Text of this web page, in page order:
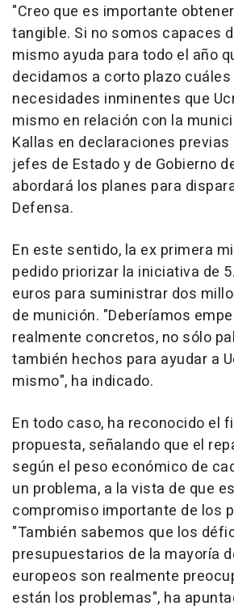
"Creo que es importante
tangible. Si no somos capaces
mismo ayuda para todo el año
decidamos a corto plazo
necesidades inminentes que
mismo en relación con la
Kallas en declaraciones previas
jefes de Estado y de Gobierno
abordará los planes para
Defensa.
En este sentido, la ex primera
pedido priorizar la iniciativa de
euros para suministrar dos
de munición. "Deberíamos
realmente concretos, no sólo
también hechos para ayudar a
mismo", ha indicado.
En todo caso, ha reconocido el
propuesta, señalando que el
según el peso económico de
un problema, a la vista de que
compromiso importante de los
"También sabemos que los
presupuestarios de la mayoría
europeos son realmente
están los problemas", ha